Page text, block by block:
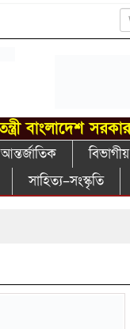
বাংলাদেশ
আন্তর্জাতিক
সাহিত্য–সংস্কৃতি